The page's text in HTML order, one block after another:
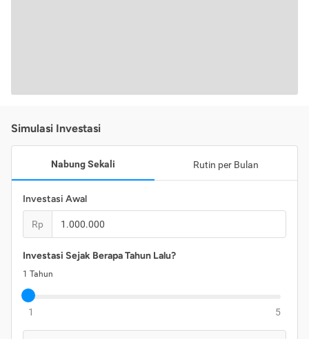
Simulasi Investasi
Nabung Sekali Rutin per Bulan
Investasi Awal
Rp
Investasi Sejak Berapa Tahun Lalu?
1 Tahun
1 5